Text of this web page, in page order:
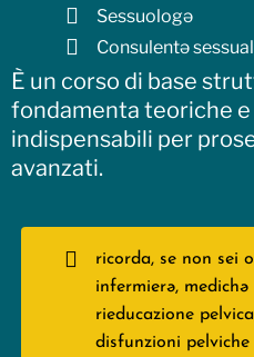
Sessuologə
Consulentə
È un corso di base
fondamenta teoriche
indispensabili per
avanzati.
ricorda, se non sei
infermierə,
rieducazione
disfunzioni pelviche